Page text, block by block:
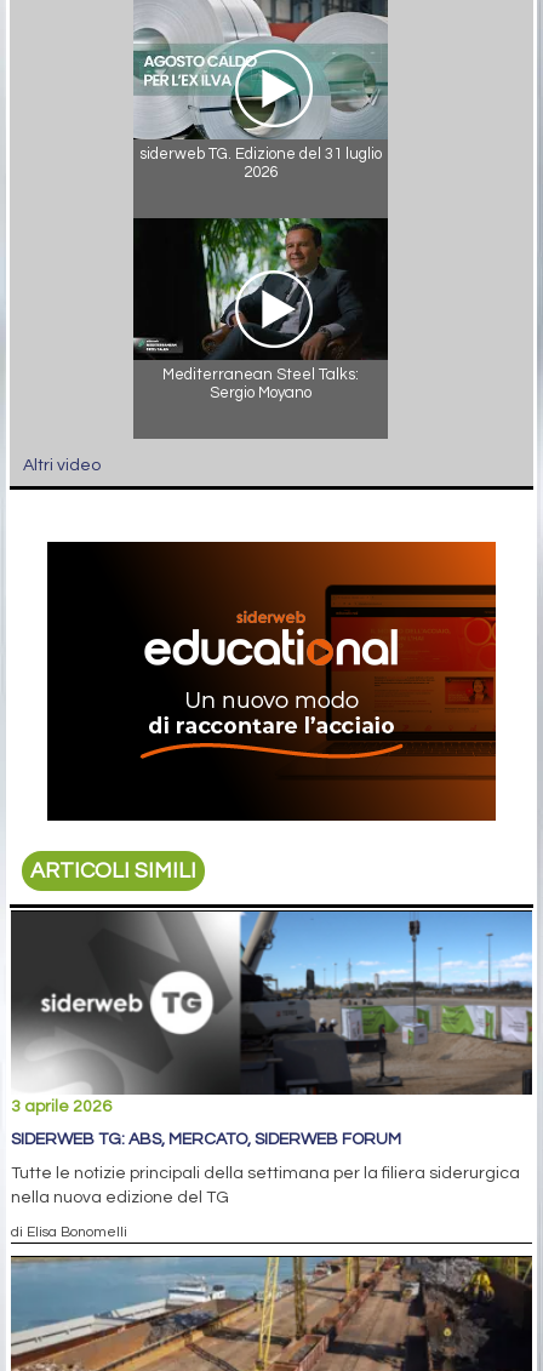
siderweb TG. Edizione del 31 luglio
2026
Mediterranean Steel Talks:
Sergio Moyano
Altri video
ARTICOLI SIMILI
3 aprile 2026
SIDERWEB TG: ABS, MERCATO, SIDERWEB FORUM
Tutte le notizie principali della settimana per la filiera siderurgica
nella nuova edizione del TG
di Elisa Bonomelli